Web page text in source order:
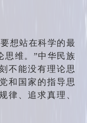
想站在科学的最
思维。”中华民族
不能没有理论思
和国家的指导思
律、追求真理、